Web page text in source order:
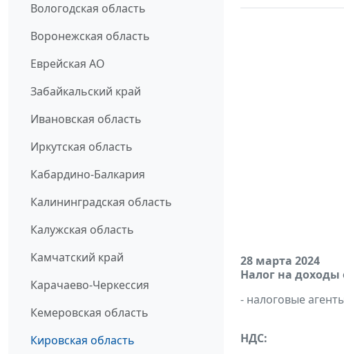
Вологодская область
Воронежская область
Еврейская АО
Забайкальский край
Ивановская область
Иркутская область
Кабардино-Балкария
Калининградская область
Калужская область
Камчатский край
Карачаево-Черкессия
Кемеровская область
Кировская область
28 марта 2024
Налог на
- налоговые
НДС: